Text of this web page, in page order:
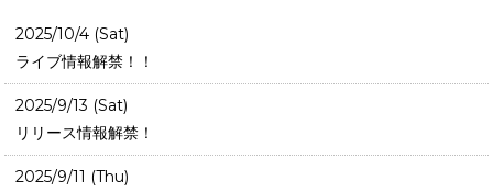
2025/10/4 (Sat)
ライブ情報解禁！！
2025/9/13 (Sat)
リリース情報解禁！
2025/9/11 (Thu)